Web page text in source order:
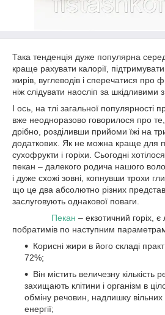
Така тенденція дуже популярна
краще рахувати калорії, підтримувати
жирів, вуглеводів і сперечатися про
ніж слідувати наосліп за шкідливими
І ось, на тлі загальної популярності
вже неодноразово говорилося про
дрібно, розділивши прийоми їжі на
додаткових. Як не можна краще для
сухофрукти і горіхи. Сьогодні
пекан – далекого родича нашого
і дуже схожі зовні, копнувши трохи
що це два абсолютно різних
заслуговують однакової поваги.
Пекан – екзотичний горіх,
побратимів по наступним
Корисні жири в його складі
72%;
Він містить величезну кількість
захищають клітини і організм в
обміну речовин, надлишку вільних
енергії;